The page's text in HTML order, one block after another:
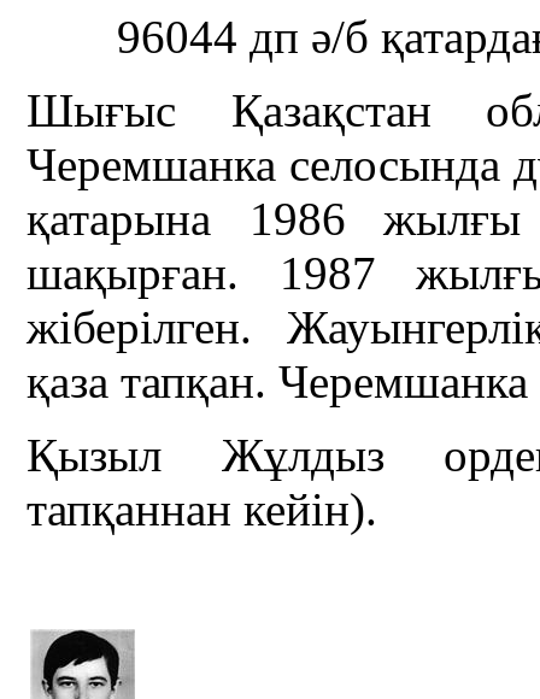
96044 дп ә/б
Шығыс Қазақстан
Черемшанка селосында
қатарына 1986
шақырған. 1987
жіберілген.
қаза тапқан.
Қызыл Жұлдыз
тапқаннан кейін).